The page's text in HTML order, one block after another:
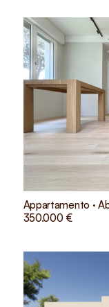
Appartamento ·
350.000 €